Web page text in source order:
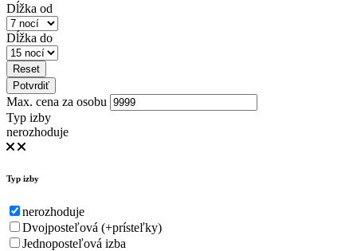
Dĺžka od
Dĺžka do
Reset
Potvrdiť
Max. cena za osobu
Typ izby
nerozhoduje
Typ izby
nerozhoduje
Dvojposteľová (+prísteľky)
Jednoposteľová izba